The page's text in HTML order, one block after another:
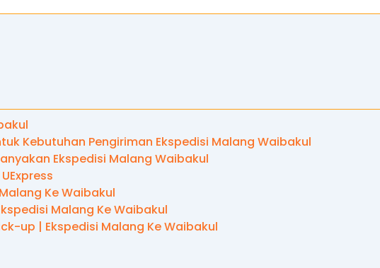
Kebutuhan Pengiriman Ekspedisi Malang Waibakul
Ekspedisi Malang Waibakul
Ke Waibakul
Malang Ke Waibakul
up | Ekspedisi Malang Ke Waibakul